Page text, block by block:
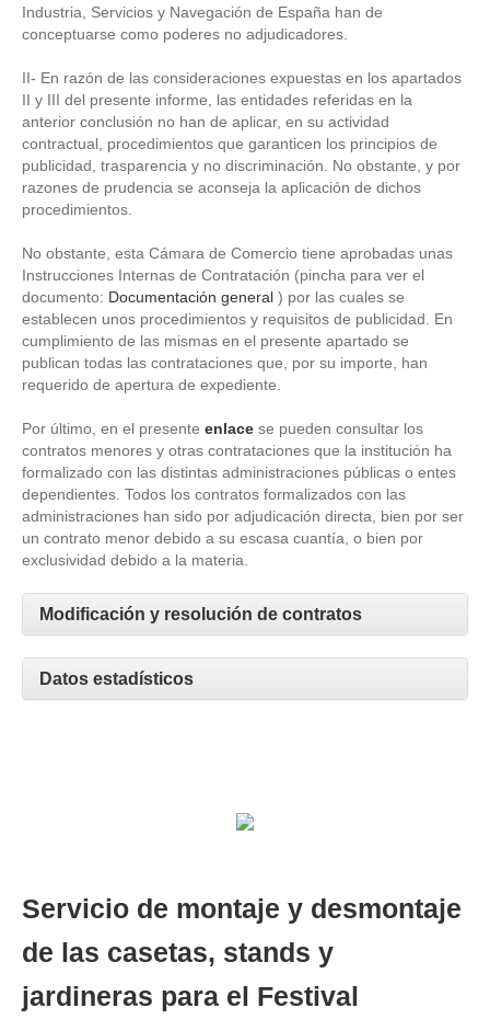
Industria, Servicios y Navegación de España han de
conceptuarse como poderes no adjudicadores.
II- En razón de las consideraciones expuestas en los apartados
II y III del presente informe, las entidades referidas en la
anterior conclusión no han de aplicar, en su actividad
contractual, procedimientos que garanticen los principios de
publicidad, trasparencia y no discriminación. No obstante, y por
razones de prudencia se aconseja la aplicación de dichos
procedimientos.
No obstante, esta Cámara de Comercio tiene aprobadas unas
Instrucciones Internas de Contratación (pincha para ver el
documento: Documentación general ) por las cuales se
establecen unos procedimientos y requisitos de publicidad. En
cumplimiento de las mismas en el presente apartado se
publican todas las contrataciones que, por su importe, han
requerido de apertura de expediente.
Por último, en el presente enlace se pueden consultar los
contratos menores y otras contrataciones que la institución ha
formalizado con las distintas administraciones públicas o entes
dependientes. Todos los contratos formalizados con las
administraciones han sido por adjudicación directa, bien por ser
un contrato menor debido a su escasa cuantía, o bien por
exclusividad debido a la materia.
Modificación y resolución de contratos
Datos estadísticos
Servicio de montaje y desmontaje
de las casetas, stands y
jardineras para el Festival